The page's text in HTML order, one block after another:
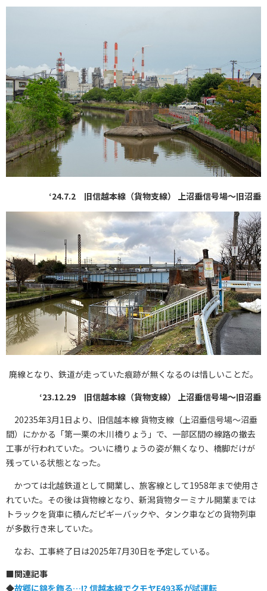
‘24.7.2 旧信越本線（貨物支線） 上沼垂信号場〜旧沼垂
廃線となり、鉄道が走っていた痕跡が無くなるのは惜しいことだ。
‘23.12.29 旧信越本線（貨物支線） 上沼垂信号場〜旧沼垂
20235年3月1日より、旧信越本線 貨物支線（上沼垂信号場〜沼垂
間）にかかる「第一栗の木川橋りょう」で、一部区間の線路の撤去
工事が行われていた。ついに橋りょうの姿が無くなり、橋脚だけが
残っている状態となった。
かつては北越鉄道として開業し、旅客線として1958年まで使用さ
れていた。その後は貨物線となり、新潟貨物ターミナル開業までは
トラックを貨車に積んだピギーバックや、タンク車などの貨物列車
が多数行き来していた。
なお、工事終了日は2025年7月30日を予定している。
■関連記事
◆故郷に錦を飾る…!? 信越本線でクモヤE493系が試運転